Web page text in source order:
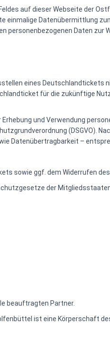
auf dieser Webseite der
einmalige Datenübermittlung
personenbezogenen Daten
eines Deutschlandtickets
für die zukünftige
und Verwendung
(DSGVO).
Datenübertragbarkeit –
sowie ggf. dem Widerrufen
der
beauftragten Partner.
ist eine Körperschaft